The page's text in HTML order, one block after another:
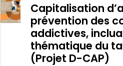
Capitalisation
prévention des
addictives,
thématique du
(Projet D-CAP)